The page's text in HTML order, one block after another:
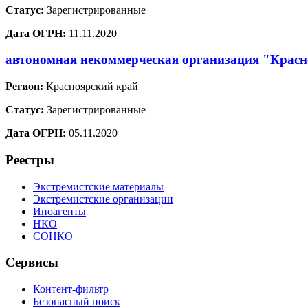
Статус: Зарегистрированные
Дата ОГРН: 11.11.2020
автономная некоммерческая организация
Регион: Красноярский край
Статус: Зарегистрированные
Дата ОГРН: 05.11.2020
Реестры
Экстремистские материалы
Экстремистские организации
Иноагенты
НКО
СОНКО
Сервисы
Контент-фильтр
Безопасный поиск